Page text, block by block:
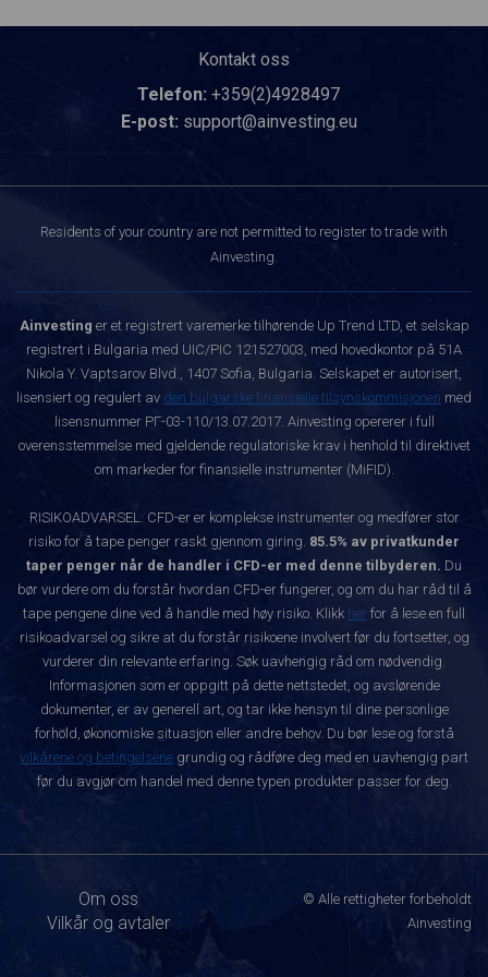
Kontakt oss
Telefon: +359(2)4928497
E-post: support@ainvesting.eu
Residents of your country are not permitted to register to trade with
Ainvesting.
Ainvesting er et registrert varemerke tilhørende Up Trend LTD, et selskap
registrert i Bulgaria med UIC/PIC 121527003, med hovedkontor på 51A
Nikola Y. Vaptsarov Blvd., 1407 Sofia, Bulgaria. Selskapet er autorisert,
lisensiert og regulert av den bulgarske finansielle tilsynskommisjonen med
lisensnummer РГ-03-110/13.07.2017. Ainvesting opererer i full
overensstemmelse med gjeldende regulatoriske krav i henhold til direktivet
om markeder for finansielle instrumenter (MiFID).
RISIKOADVARSEL: CFD-er er komplekse instrumenter og medfører stor
risiko for å tape penger raskt gjennom giring. 85.5% av privatkunder
taper penger når de handler i CFD-er med denne tilbyderen. Du
bør vurdere om du forstår hvordan CFD-er fungerer, og om du har råd til å
tape pengene dine ved å handle med høy risiko. Klikk her for å lese en full
risikoadvarsel og sikre at du forstår risikoene involvert før du fortsetter, og
vurderer din relevante erfaring. Søk uavhengig råd om nødvendig.
Informasjonen som er oppgitt på dette nettstedet, og avslørende
dokumenter, er av generell art, og tar ikke hensyn til dine personlige
forhold, økonomiske situasjon eller andre behov. Du bør lese og forstå
vilkårene og betingelsene grundig og rådføre deg med en uavhengig part
før du avgjør om handel med denne typen produkter passer for deg.
Om oss
Vilkår og avtaler
© Alle rettigheter forbeholdt
Ainvesting